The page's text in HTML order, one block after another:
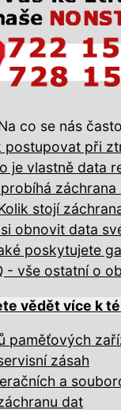
co se nás
postupovat při
je vlastně data
záchrana
stojí
obnovit data
poskytujete
- vše ostatní o
vědět více k
paměťových
zásah
a
dat